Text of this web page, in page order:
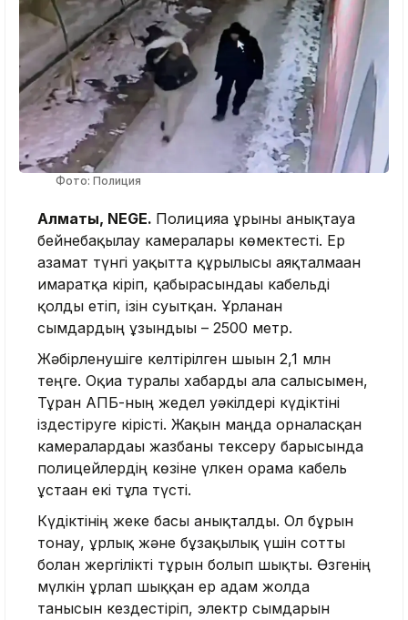
Фото: Полиция
Алматы, NEGE. Полицияға ұрыны анықтауға
бейнебақылау камералары көмектесті. Ер
азамат түнгі уақытта құрылысы аяқталмаған
ғимаратқа кіріп, қабырғасындағы кабельді
қолды етіп, ізін суытқан. Ұрланған
сымдардың ұзындығы – 2500 метр.
Жәбірленушіге келтірілген шығын 2,1 млн
теңге. Оқиға туралы хабарды ала салысымен,
Тұран АПБ-ның жедел уәкілдері күдіктіні
іздестіруге кірісті. Жақын маңда орналасқан
камералардағы жазбаны тексеру барысында
полицейлердің көзіне үлкен орама кабель
ұстаған екі тұлға түсті.
Күдіктінің жеке басы анықталды. Ол бұрын
тонау, ұрлық және бұзақылық үшін сотты
болған жергілікті тұрғын болып шықты. Өзгенің
мүлкін ұрлап шыққан ер адам жолда
танысын кездестіріп, электр сымдарын